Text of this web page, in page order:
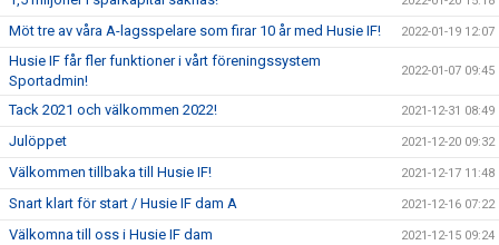
Möt tre av våra A-lagsspelare som firar 10 år med Husie IF! 2022-01-19 12:07
Husie IF får fler funktioner i vårt föreningssystem
Sportadmin!
2022-01-07 09:45
Tack 2021 och välkommen 2022! 2021-12-31 08:49
Julöppet 2021-12-20 09:32
Välkommen tillbaka till Husie IF! 2021-12-17 11:48
Snart klart för start / Husie IF dam A 2021-12-16 07:22
Välkomna till oss i Husie IF dam 2021-12-15 09:24